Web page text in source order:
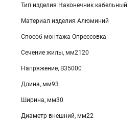
Тип изделия Наконечник кабельный
Материал изделия Алюминий
Способ монтажа Опрессовка
Сечение жилы, мм2120
Напряжение, В35000
Длина, мм93
Ширина, мм30
Диаметр внешний, мм22